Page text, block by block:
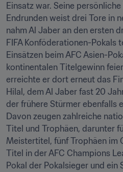
Einsatz war. Seine
Endrunden weist drei Tore in
nahm Al Jaber an den ersten
FIFA Konföderationen-Pokals
Einsätzen beim AFC Asien-
kontinentalen Titelgewinn
erreichte er dort erneut das
Hilal, dem Al Jaber fast 20
der frühere Stürmer ebenfalls
Davon zeugen zahlreiche
Titel und Trophäen, darunter
Meistertitel, fünf Trophäen im
Titel in der AFC Champions
Pokal der Pokalsieger und ein